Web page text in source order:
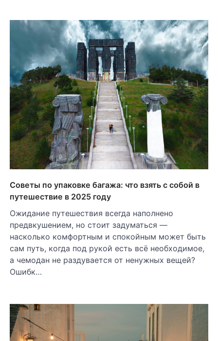
Советы по упаковке багажа: что взять с собой в
путешествие в 2025 году
Ожидание путешествия всегда наполнено
предвкушением, но стоит задуматься —
насколько комфортным и спокойным может быть
сам путь, когда под рукой есть всё необходимое,
а чемодан не раздувается от ненужных вещей?
Ошибк…